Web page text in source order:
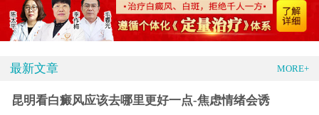
最新文章 MORE+
昆明看白癜风应该去哪里更好一点-焦虑情绪会诱